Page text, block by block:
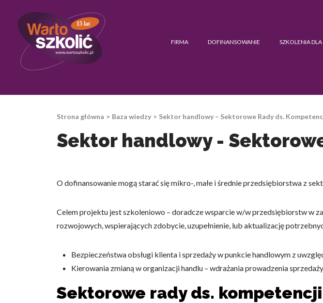
15 lat
FIRMA DOFINANSOWANIE SZKOLENIA DLA
Strona główna Baza wiedzy Sektor handlowy – Sektorowe Rady ds.
Sektor handlowy -
O dofinansowanie mogą starać się mikro-, małe i średnie przedsiębiorstwa z
Celem projektu jest szkoleniowo – doradcze wsparcie w/w przedsiębiorstw w
rozwojowych, wspierających zdobycie, uzupełnienie, lub aktualizację
Bezpieczeństwa obsługi klienta i sprzedaży w punkcie handlowym z
Kierowania zmianą w organizacji handlu – wdrażania prowadzenia
Sektorowe rady ds.